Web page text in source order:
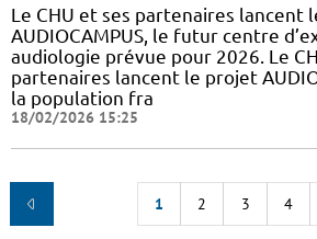
Le CHU et ses partenaires lancent
AUDIOCAMPUS, le futur centre
audiologie prévue pour 2026. Le
partenaires lancent le projet
la population fra
18/02/2026 15:25
1 2 3 4